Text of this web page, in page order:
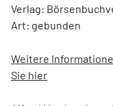
Verlag:
Art: gebunden
Weitere
Sie hier